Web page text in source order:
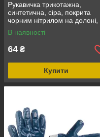
Рукавичка трикотажна,
синтетична, сіра, покрита
чорним нітрилом на долоні,
10" INTERTOOL SP-0122
В наявності
64 ₴
Купити